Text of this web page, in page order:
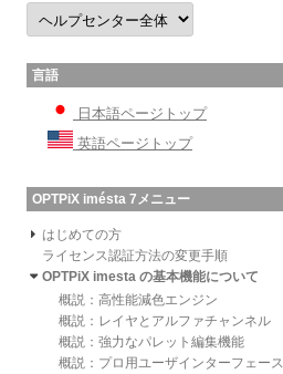
言語
日本語ページトップ
英語ページトップ
OPTPiX imésta 7メニュー
はじめての方
ライセンス認証方法の変更手順
OPTPiX imesta の基本機能について
概説：高性能減色エンジン
概説：レイヤとアルファチャンネル
概説：強力なパレット編集機能
概説：プロ用ユーザインターフェース